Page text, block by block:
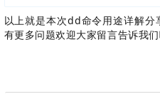
以上就是本次dd命令用途详解分
有更多问题欢迎大家留言告诉我